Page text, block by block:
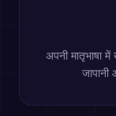
अपनी मातृभाषा